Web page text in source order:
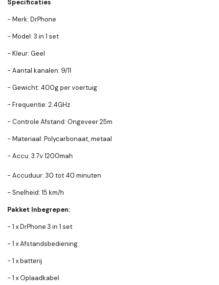
Specificaties
- Merk: DrPhone
- Model: 3 in 1 set
- Kleur: Geel
- Aantal kanalen: 9/11
- Gewicht: 400g per voertuig
- Frequentie: 2.4GHz
- Controle Afstand: Ongeveer 25m
- Materiaal: Polycarbonaat, metaal
- Accu: 3.7v 1200mah
- Accuduur: 30 tot 40 minuten
- Snelheid: 15 km/h
Pakket Inbegrepen:
- 1 x DrPhone 3 in 1 set
- 1 x Afstandsbediening
- 1 x batterij
- 1 x Oplaadkabel